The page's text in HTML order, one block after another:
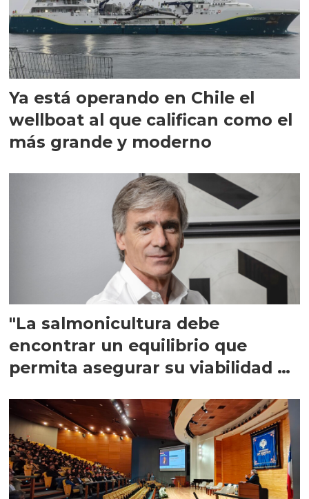
Ya está operando en Chile el
wellboat al que califican como el
más grande y moderno
"La salmonicultura debe
encontrar un equilibrio que
permita asegurar su viabilidad de